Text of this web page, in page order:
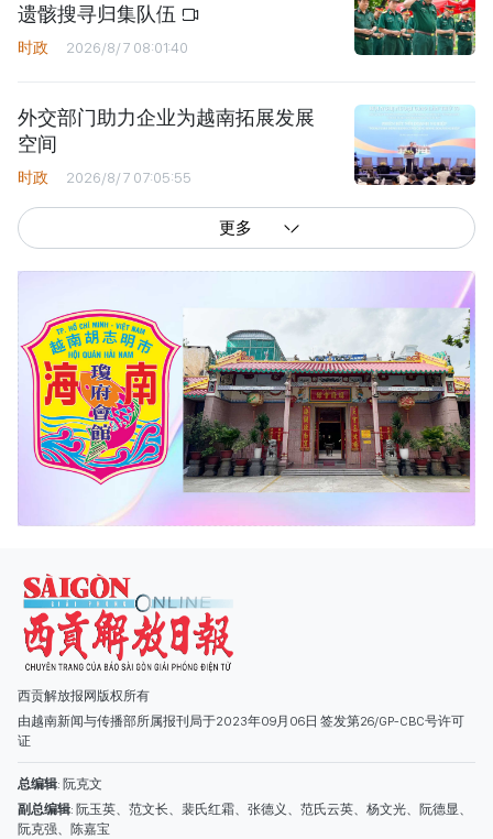
遗骸搜寻归集队伍
时政 2026/8/7 08:01:40
外交部门助力企业为越南拓展发展
空间
时政 2026/8/7 07:05:55
更多
西贡解放报网版权所有
由越南新闻与传播部所属报刊局于2023年09月06日 签发第26/GP-CBC号许可
副总编辑: 阮玉英、范文长、裴氏红霜、张德义、范氏云英、杨文光、阮德显、
阮克强、陈嘉宝
主编: 阮玉英
社址: 胡志明市棋盘坊阮氏明开街432-434号
总台: (028) 39294091 - 转 060
热线: 096.558.1888
编辑部: (028) 39294092 - 转 060
电子信箱
广告部
(028) 38334185
quangcaohoavan09@gmail.com;